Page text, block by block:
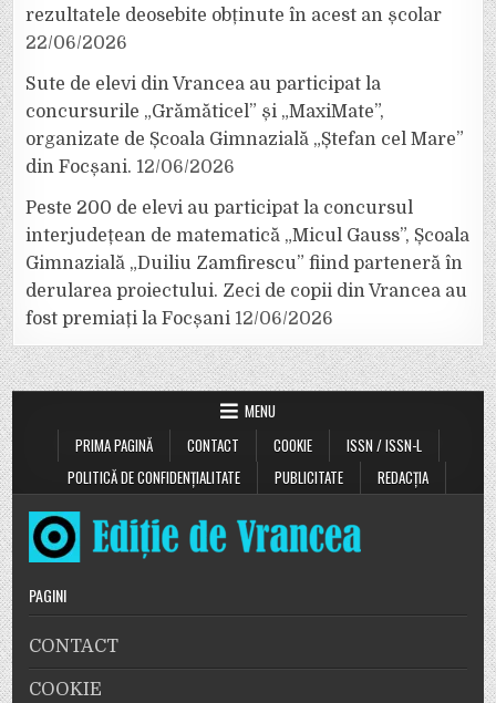
rezultatele deosebite obținute în acest an școlar
22/06/2026
Sute de elevi din Vrancea au participat la
concursurile „Grămăticel” și „MaxiMate”,
organizate de Școala Gimnazială „Ștefan cel Mare”
din Focșani. 12/06/2026
Peste 200 de elevi au participat la concursul
interjudețean de matematică „Micul Gauss”, Școala
Gimnazială „Duiliu Zamfirescu” fiind parteneră în
derularea proiectului. Zeci de copii din Vrancea au
fost premiați la Focșani 12/06/2026
MENU
PRIMA PAGINĂ
CONTACT COOKIE
ISSN / ISSN-L
POLITICĂ DE CONFIDENȚIALITATE
PUBLICITATE REDACȚIA
PAGINI
CONTACT
COOKIE